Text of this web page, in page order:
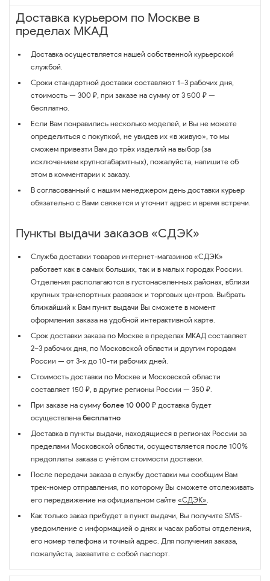
Доставка курьером по Москве в
пределах МКАД
Доставка осуществляется нашей собственной курьерской
службой.
Сроки стандартной доставки составляют 1–3 рабочих дня,
стоимость — 300 ₽, при заказе на сумму от 3 500 ₽ —
бесплатно.
Если Вам понравились несколько моделей, и Вы не можете
определиться с покупкой, не увидев их «в живую», то мы
сможем привезти Вам до трёх изделий на выбор (за
исключением крупногабаритных), пожалуйста, напишите об
этом в комментарии к заказу.
В согласованный с нашим менеджером день доставки курьер
обязательно с Вами свяжется и уточнит адрес и время встречи.
Пункты выдачи заказов «СДЭК»
Служба доставки товаров интернет-магазинов «СДЭК»
работает как в самых больших, так и в малых городах России.
Отделения располагаются в густонаселенных районах, вблизи
крупных транспортных развязок и торговых центров. Выбрать
ближайший к Вам пункт выдачи Вы сможете в момент
оформления заказа на удобной интерактивной карте.
Срок доставки заказа по Москве в пределах МКАД составляет
2–3 рабочих дня, по Московской области и другим городам
России — от 3-х до 10-ти рабочих дней.
Стоимость доставки по Москве и Московской области
составляет 150 ₽, в другие регионы России — 350 ₽.
При заказе на сумму более 10 000 ₽ доставка будет
осуществлена бесплатно
Доставка в пункты выдачи, находящиеся в регионах России за
пределами Московской области, осуществляется после 100%
предоплаты заказа с учётом стоимости доставки.
После передачи заказа в службу доставки мы сообщим Вам
трек-номер отправления, по которому Вы сможете отслеживать
его передвижение на официальном сайте «СДЭК».
Как только заказ прибудет в пункт выдачи, Вы получите SMS-
уведомление с информацией о днях и часах работы отделения,
его номер телефона и точный адрес. Для получения заказа,
пожалуйста, захватите с собой паспорт.